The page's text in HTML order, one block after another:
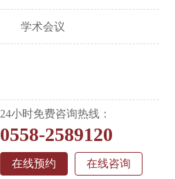
学术会议
24小时免费咨询热线：
0558-2589120
在线预约 在线咨询